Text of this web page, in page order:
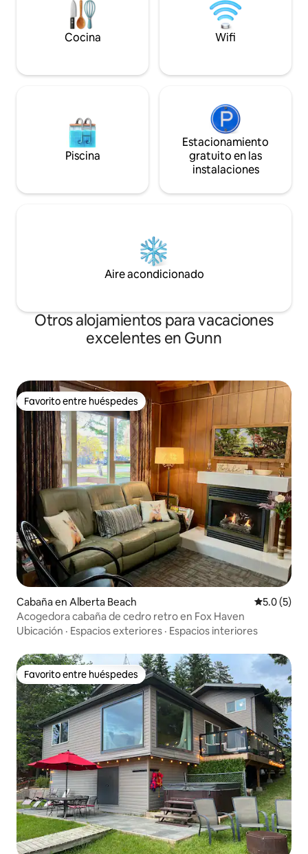
paseando por la propiedad. Toma un
recorrido panorámico de 15 minutos
hacia el norte hasta la encantadora
Wabamun, a 720
mascota bien
(La tarifa por
Cocina Wifi
Piscina
Estacionamiento
gratuito en las
instalaciones
Aire acondicionado
Otros alojamientos para vacaciones
excelentes en Gunn
Favorito entre huéspedes
Favorito entre huéspedes
Cabaña en Alberta Beach
5.0 (5)
Acogedora cabaña de cedro retro en Fox Haven
Ubicación · Espacios exteriores · Espacios interiores
Favorito entre huéspedes
Favorito entre huéspedes